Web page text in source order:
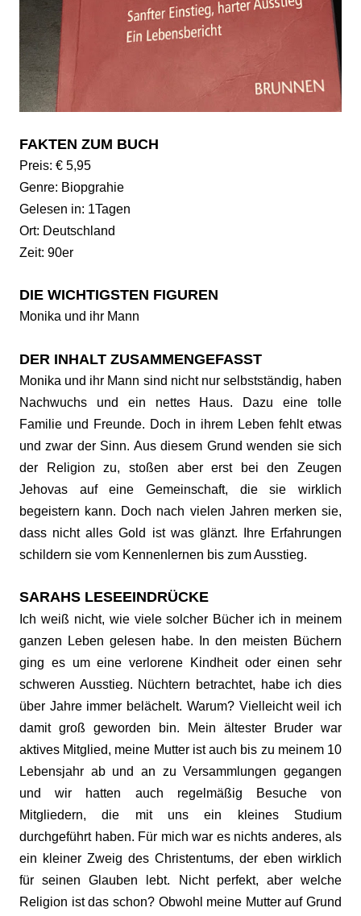
FAKTEN ZUM BUCH
Preis: € 5,95
Genre: Biopgrahie
Gelesen in: 1Tagen
Ort: Deutschland
Zeit: 90er
DIE WICHTIGSTEN FIGUREN
Monika und ihr Mann
DER INHALT ZUSAMMENGEFASST
Monika und ihr Mann sind nicht nur selbstständig, haben
Nachwuchs und ein nettes Haus. Dazu eine tolle
Familie und Freunde. Doch in ihrem Leben fehlt etwas
und zwar der Sinn. Aus diesem Grund wenden sie sich
der Religion zu, stoßen aber erst bei den Zeugen
Jehovas auf eine Gemeinschaft, die sie wirklich
begeistern kann. Doch nach vielen Jahren merken sie,
dass nicht alles Gold ist was glänzt. Ihre Erfahrungen
schildern sie vom Kennenlernen bis zum Ausstieg.
SARAHS LESEEINDRÜCKE
Ich weiß nicht, wie viele solcher Bücher ich in meinem
ganzen Leben gelesen habe. In den meisten Büchern
ging es um eine verlorene Kindheit oder einen sehr
schweren Ausstieg. Nüchtern betrachtet, habe ich dies
über Jahre immer belächelt. Warum? Vielleicht weil ich
damit groß geworden bin. Mein ältester Bruder war
aktives Mitglied, meine Mutter ist auch bis zu meinem 10
Lebensjahr ab und an zu Versammlungen gegangen
und wir hatten auch regelmäßig Besuche von
Mitgliedern, die mit uns ein kleines Studium
durchgeführt haben. Für mich war es nichts anderes, als
ein kleiner Zweig des Christentums, der eben wirklich
für seinen Glauben lebt. Nicht perfekt, aber welche
Religion ist das schon? Obwohl meine Mutter auf Grund